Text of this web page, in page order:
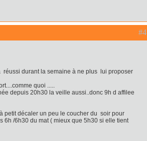
#4
réussi durant la semaine à ne plus lui proposer
quoi .....
depuis 20h30 la veille aussi..donc 9h d affilee
petit décaler un peu le coucher du soir pour
6h /6h30 du mat ( mieux que 5h30 si elle tient